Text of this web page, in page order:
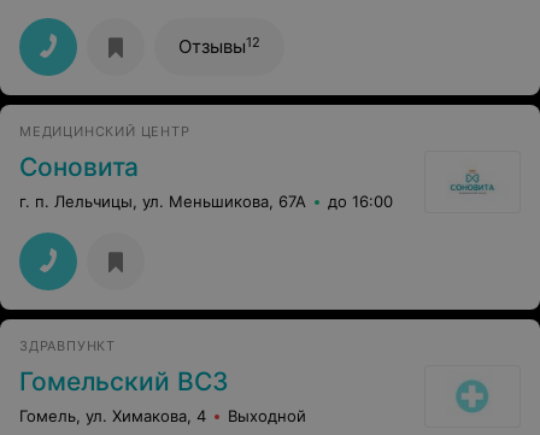
Отличный специалист, все быстро, аккуратно. Прием
прошел хорошо, мне все понравилось.
Отзывы12
МЕДИЦИНСКИЙ ЦЕНТР
Соновита
г. п. Лельчицы, ул. Меньшикова, 67А до 16:00
ЗДРАВПУНКТ
Гомельский ВСЗ
Гомель, ул. Химакова, 4 Выходной